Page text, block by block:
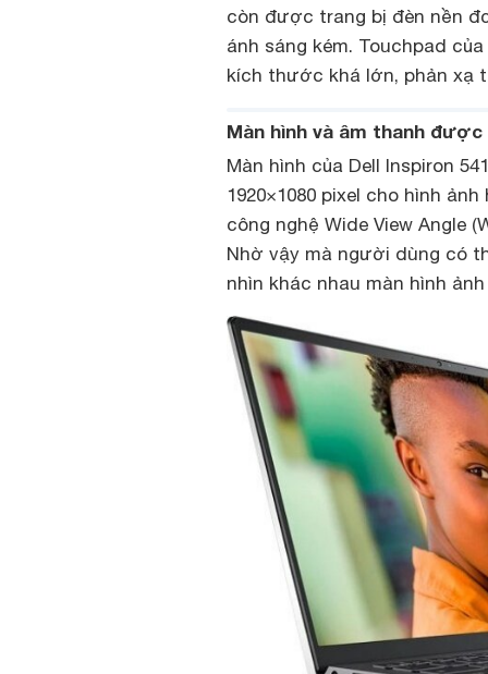
còn được trang bị đèn nền
ánh sáng kém. Touchpad
kích thước khá lớn, phản xạ
Màn hình và âm thanh
Màn hình của Dell Inspiron
1920×1080 pixel cho hình
công nghệ Wide View Angle
Nhờ vậy mà người dùng có
nhìn khác nhau màn hình